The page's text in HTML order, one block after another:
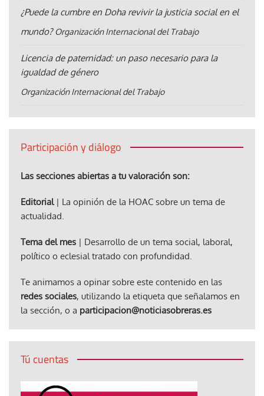
¿Puede la cumbre en Doha revivir la justicia social en el
mundo? Organización Internacional del Trabajo
Licencia de paternidad: un paso necesario para la
igualdad de género
Organización Internacional del Trabajo
Participación y diálogo
Las secciones abiertas a tu valoración son:
Editorial| La opinión de la HOAC sobre un tema de
actualidad.
Tema del mes | Desarrollo de un tema social, laboral,
político o eclesial tratado con profundidad.
Te animamos a opinar sobre este contenido en las
redes sociales, utilizando la etiqueta que señalamos en
la sección, o a participacion@noticiasobreras.es
Tú cuentas